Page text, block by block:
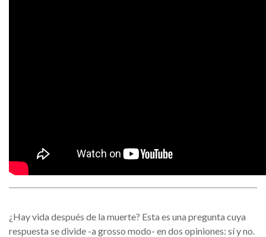
¿Hay vida después de la muerte? Esta es una pregunta cuya
respuesta se divide -a grosso modo- en dos opiniones: sí y no.